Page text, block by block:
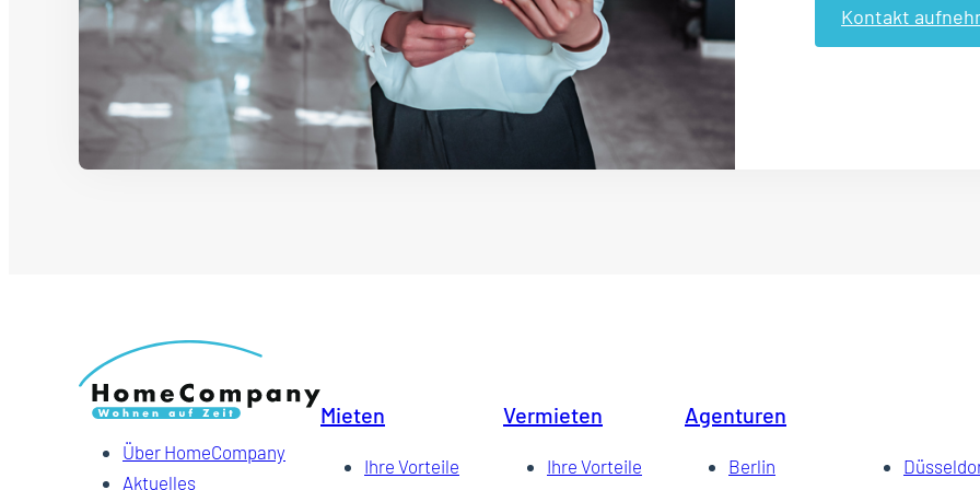
Kontakt
Über HomeCompany
Aktuelles
Mieten
Ihre Vorteile
Vermieten
Ihre Vorteile
Agenturen
Berlin